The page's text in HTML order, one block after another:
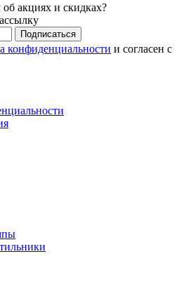
акциях и скидках?
Подписаться
конфиденциальности и согласен с